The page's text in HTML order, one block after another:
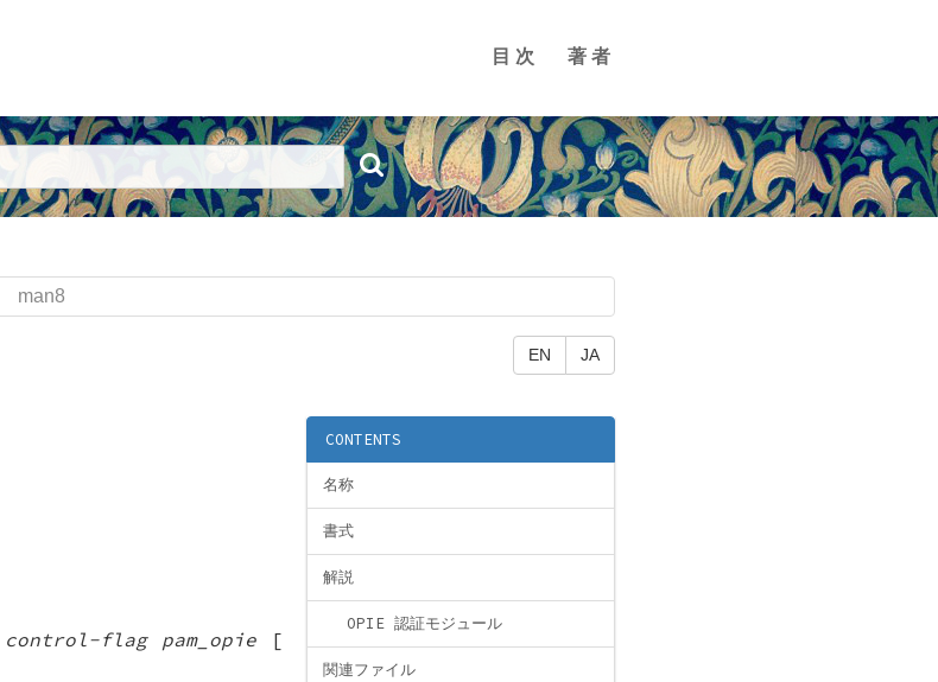
目次 著者
man8
EN JA
CONTENTS
名称
書式
解説
OPIE 認証モジュール
関連ファイル
control-flag pam_opie [